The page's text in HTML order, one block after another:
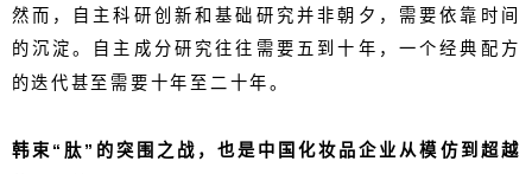
然而，自主科研创新和基础研究并非朝夕，需要依靠时间
的沉淀。自主成分研究往往需要五到十年，一个经典配方
的迭代甚至需要十年至二十年。
韩束“肽”的突围之战，也是中国化妆品企业从模仿到超越